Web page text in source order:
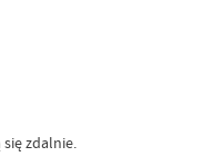
zdalnie.